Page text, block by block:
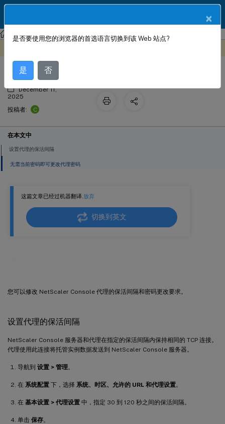
NetScalerConsole 本地部署 NetScaler 应用交付管理 14.1
这篇文章已经过机器翻译.放弃
切换到英文
您可以修改 NetScaler Console 代理的保活间隔和密码更改要求。
设置代理的保活间隔
NetScaler Console 服务器和代理在指定的保活间隔内保持相同的 TCP 连接。
代理使用此连接将托管实例数据发送到 NetScaler Console 服务器。
导航到 设置 > 管理。
在 系统配置 下，选择 系统、时区、允许的 URL 和代理设置。
在 基本设置 > 代理设置 中，指定 30 到 120 秒之间的保活间隔。
单击 保存。
配置代理设置
December 11,
2025
投稿者:
C
在本文中
设置代理的保活间隔
无需当前密码即可更改代理密码
×
是否要使用您的浏览器的首选语言切换到该 Web 站点?
是 否